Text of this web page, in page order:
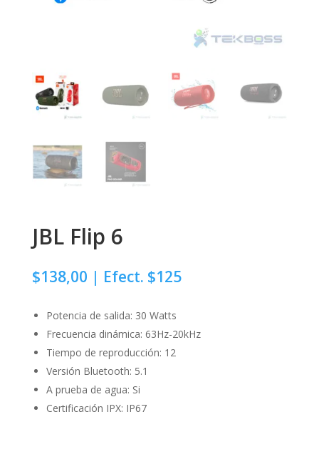
JBL Flip 6
$138,00 | Efect. $125
Potencia de salida: 30 Watts
Frecuencia dinámica: 63Hz-20kHz
Tiempo de reproducción: 12
Versión Bluetooth: 5.1
A prueba de agua: Si
Certificación IPX: IP67